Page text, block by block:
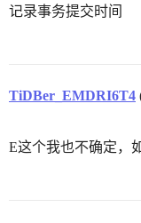
记录事务提交时间
TiDBer_EMDRI6T4
E这个我也不确定，